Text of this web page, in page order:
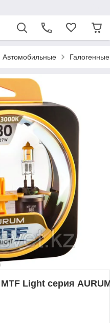
Light серия